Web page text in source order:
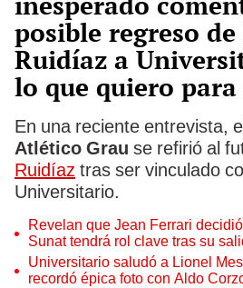
posible regreso
Ruidíaz a
lo que quiero para
En una reciente entrevista,
Atlético Grau se refirió al
Ruidíaz tras ser vinculado
Universitario.
Revelan que Jean Ferrari
Sunat tendrá rol clave tras su
renuncia"
Universitario saludó a Lionel
recordó épica foto con Aldo